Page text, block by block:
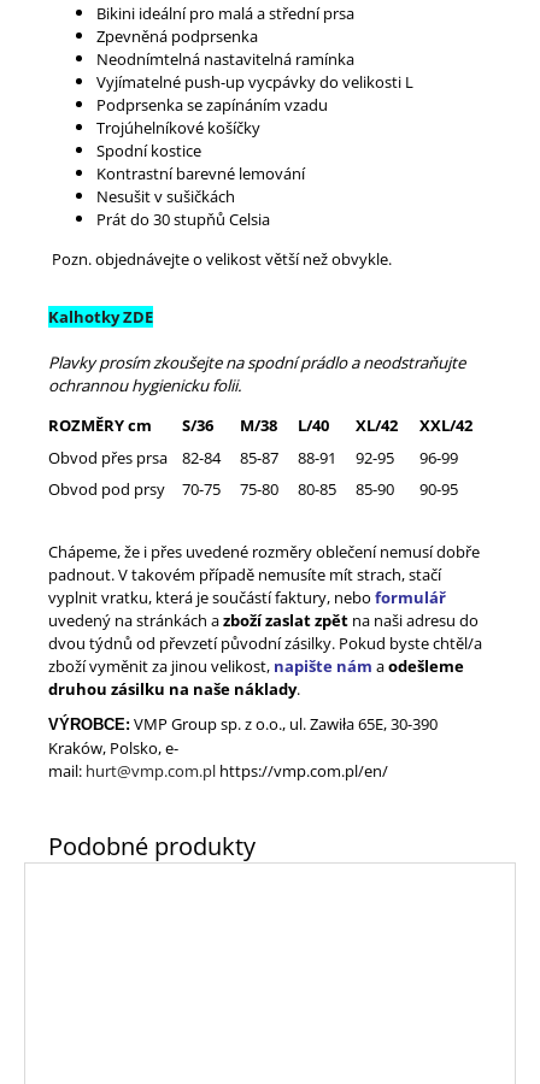
Bikini ideální pro malá a střední prsa
Zpevněná podprsenka
Neodnímtelná nastavitelná ramínka
Vyjímatelné push-up vycpávky do velikosti L
Podprsenka se zapínáním vzadu
Trojúhelníkové košíčky
Spodní kostice
Kontrastní barevné lemování
Nesušit v sušičkách
Prát do 30 stupňů Celsia
Pozn. objednávejte o velikost větší než obvykle.
Kalhotky ZDE
Plavky prosím zkoušejte na spodní prádlo a neodstraňujte
ochrannou hygienicku folii.
ROZMĚRY cm
S/36 M/38 L/40 XL/42
XXL/42
Obvod přes prsa
82-84 85-87 88-91 92-95
96-99
Obvod pod prsy
70-75 75-80 80-85 85-90 90-95
Chápeme, že i přes uvedené rozměry oblečení nemusí dobře
padnout. V takovém případě nemusíte mít strach, stačí
vyplnit vratku, která je součástí faktury, nebo formulář
uvedený na stránkách azboží zaslat zpět na naši adresu do
dvou týdnů od převzetí původní zásilky. Pokud byste chtěl/a
zboží vyměnit za jinou velikost, napište nám aodešleme
druhou zásilku na naše náklady.
VÝROBCE: VMP Group sp. z o.o., ul. Zawiła 65E, 30-390
Kraków, Polsko, e-
mail: hurt@vmp.com.pl https://vmp.com.pl/en/